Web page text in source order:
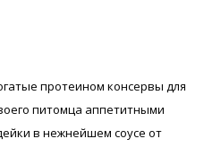
протеином консервы для
питомца аппетитными
в нежнейшем соусе от